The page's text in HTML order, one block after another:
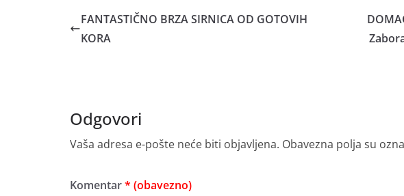
FANTASTIČNO BRZA SIRNICA OD GOTOVIH
KORA
Odgovori
Vaša adresa e-pošte neće biti objavljena. Obavezna polja su
Komentar* (obavezno)